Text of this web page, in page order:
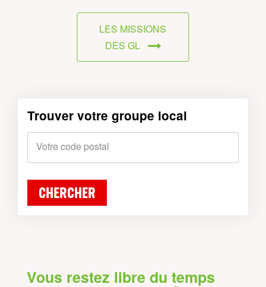
LES MISSIONS
DES GL
Trouver votre groupe local
Votre code postal
CHERCHER
Vous restez libre du temps